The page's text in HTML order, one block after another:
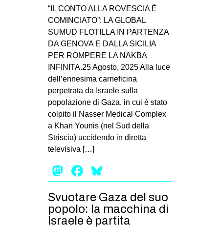
“IL CONTO ALLA ROVESCIA È
COMINCIATO”: LA GLOBAL
SUMUD FLOTILLA IN PARTENZA
DA GENOVA E DALLA SICILIA
PER ROMPERE LA NAKBA
INFINITA.25 Agosto, 2025 Alla luce
dell’ennesima carneficina
perpetrata da Israele sulla
popolazione di Gaza, in cui è stato
colpito il Nasser Medical Complex
a Khan Younis (nel Sud della
Striscia) uccidendo in diretta
televisiva […]
Mastodon
Facebook
Svuotare Gaza del suo
popolo: la macchina di
Israele è partita